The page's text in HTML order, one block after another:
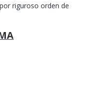
riguroso orden de